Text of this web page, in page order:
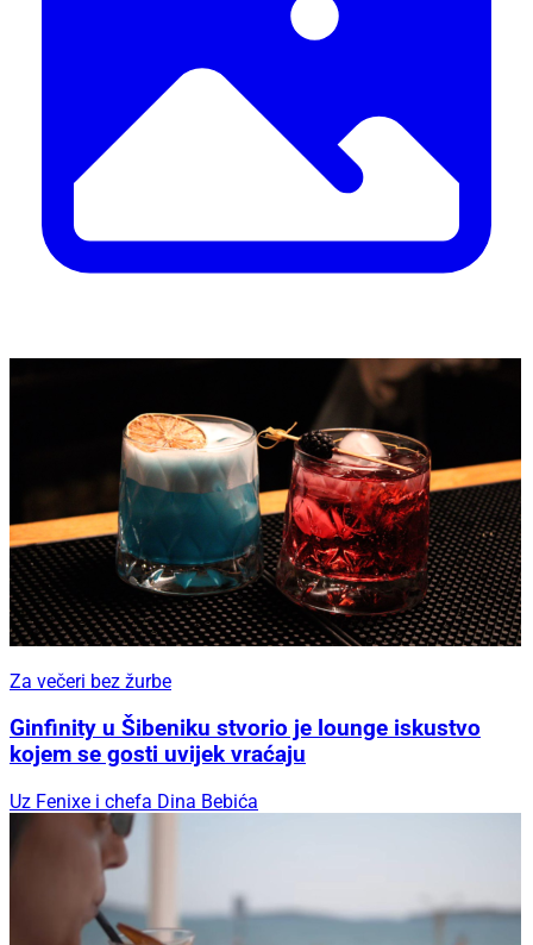
Za večeri bez žurbe
Ginfinity u Šibeniku stvorio je lounge iskustvo
kojem se gosti uvijek vraćaju
Uz Fenixe i chefa Dina Bebića